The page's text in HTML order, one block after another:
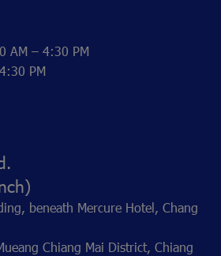
AM – 4:30 PM
PM
beneath Mercure Hotel, Chang
Chiang Mai District, Chiang